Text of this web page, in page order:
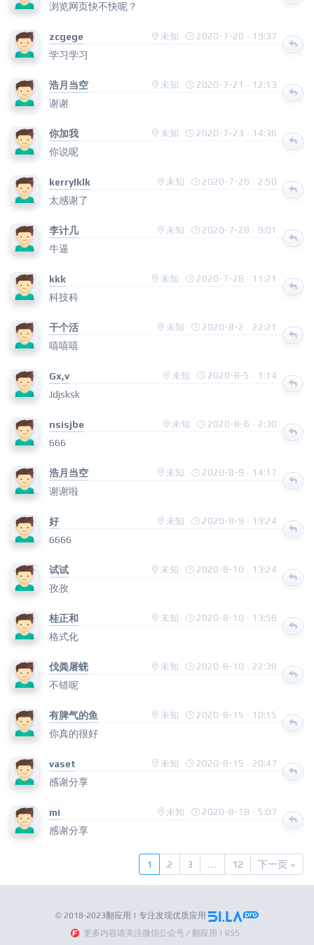
浏览网页快不快呢？
zcgege 未知 2020-7-20 · 19:37
学习学习
浩月当空 未知 2020-7-21 · 12:13
谢谢
你加我 未知 2020-7-23 · 14:36
你说呢
kerrylklk 未知 2020-7-26 · 2:50
太感谢了
李计几 未知 2020-7-28 · 9:01
牛逼
kkk 未知 2020-7-28 · 11:21
科技科
干个活 未知 2020-8-2 · 22:21
嘻嘻嘻
Gx,v 未知 2020-8-5 · 1:14
Jdjsksk
nsisjbe 未知 2020-8-6 · 2:30
666
浩月当空 未知 2020-8-9 · 14:17
谢谢啦
好 未知 2020-8-9 · 19:24
6666
试试 未知 2020-8-10 · 13:24
孜孜
桂正和 未知 2020-8-10 · 13:56
格式化
伐粪屠蜣 未知 2020-8-10 · 22:38
不错呢
有脾气的鱼 未知 2020-8-15 · 10:15
你真的很好
vaset 未知 2020-8-15 · 20:47
感谢分享
mi 未知 2020-8-18 · 5:07
感谢分享
1 2 3 … 12 下一页 »
© 2018-2023翻应用 | 专注发现优质应用
更多内容请关注微信公众号 / 翻应用 | RSS